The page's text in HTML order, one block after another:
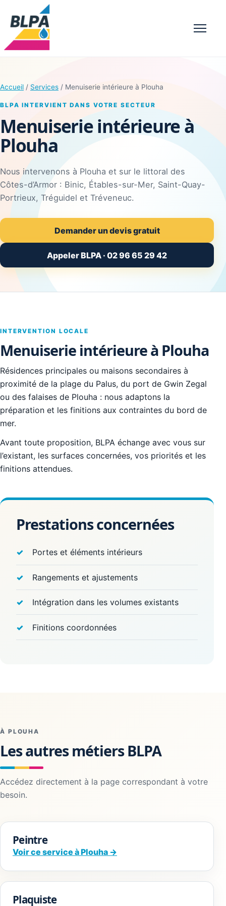
Accueil / Services / Menuiserie intérieure à Plouha
BLPA INTERVIENT DANS VOTRE SECTEUR
Menuiserie intérieure à
Plouha
Nous intervenons à Plouha et sur le littoral des
Côtes-d’Armor : Binic, Étables-sur-Mer, Saint-Quay-
Portrieux, Tréguidel et Tréveneuc.
Demander un devis gratuit
Appeler BLPA · 02 96 65 29 42
INTERVENTION LOCALE
Menuiserie intérieure à Plouha
Résidences principales ou maisons secondaires à
proximité de la plage du Palus, du port de Gwin Zegal
ou des falaises de Plouha : nous adaptons la
préparation et les finitions aux contraintes du bord de
mer.
Avant toute proposition, BLPA échange avec vous sur
l’existant, les surfaces concernées, vos priorités et les
finitions attendues.
Prestations concernées
Portes et éléments intérieurs
Rangements et ajustements
Intégration dans les volumes existants
Finitions coordonnées
À PLOUHA
Les autres métiers BLPA
Accédez directement à la page correspondant à votre
besoin.
Peintre
Voir ce service à Plouha →
Plaquiste